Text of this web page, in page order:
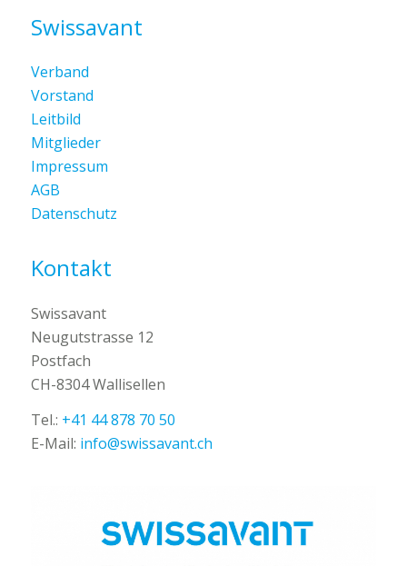
Swissavant
Verband
Vorstand
Leitbild
Mitglieder
Impressum
AGB
Datenschutz
Kontakt
Swissavant
Neugutstrasse 12
Postfach
CH-8304 Wallisellen
Tel.: +41 44 878 70 50
E-Mail: info@swissavant.ch